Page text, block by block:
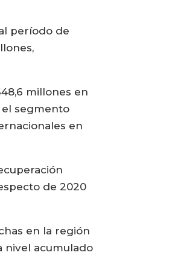
período de
millones en
el segmento
en
de 2020
en la región
nivel acumulado